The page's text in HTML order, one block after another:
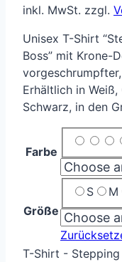
inkl. MwSt. zzgl.
Unisex T-Shirt
Boss” mit Krone-
Erhältlich in Weiß,
Schwarz, in den
Farbe
Größe
S M
T-Shirt -